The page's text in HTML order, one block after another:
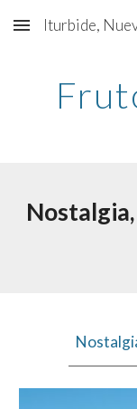
Skip to main
Iturbide,